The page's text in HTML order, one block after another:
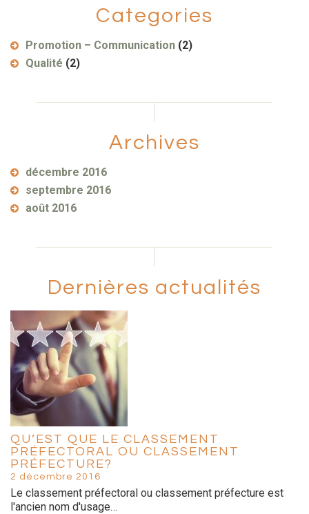
Categories
Promotion – Communication (2)
Qualité (2)
Archives
décembre 2016
septembre 2016
août 2016
Dernières actualités
QU’EST QUE LE CLASSEMENT
PRÉFECTORAL OU CLASSEMENT
PRÉFECTURE?
2 décembre 2016
Le classement préfectoral ou classement préfecture est
l'ancien nom d'usage…